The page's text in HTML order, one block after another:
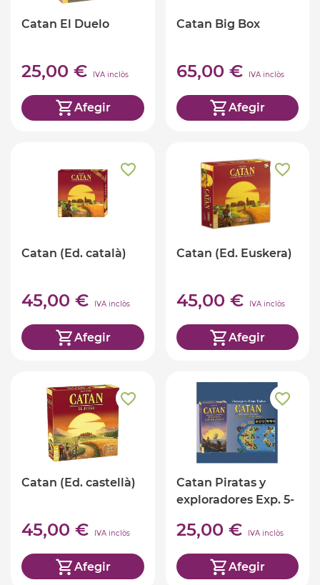
Catan El Duelo
25,00 € IVA inclòs
Afegir
Catan Big Box
65,00 € IVA inclòs
Afegir
Catan (Ed. català)
45,00 € IVA inclòs
Afegir
Catan (Ed. Euskera)
45,00 € IVA inclòs
Afegir
Catan (Ed. castellà)
45,00 € IVA inclòs
Afegir
Catan Piratas y
exploradores Exp. 5-
25,00 € IVA inclòs
Afegir